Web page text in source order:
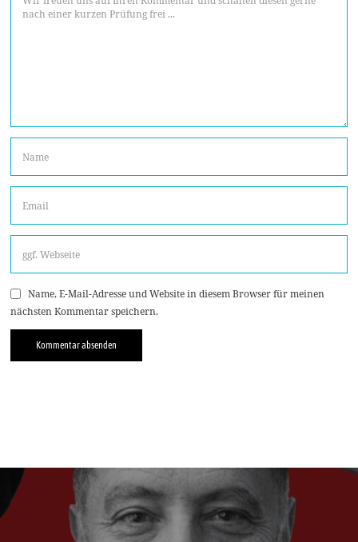
Name, E-Mail-Adresse und Website in diesem Browser für meinen
nächsten Kommentar speichern.